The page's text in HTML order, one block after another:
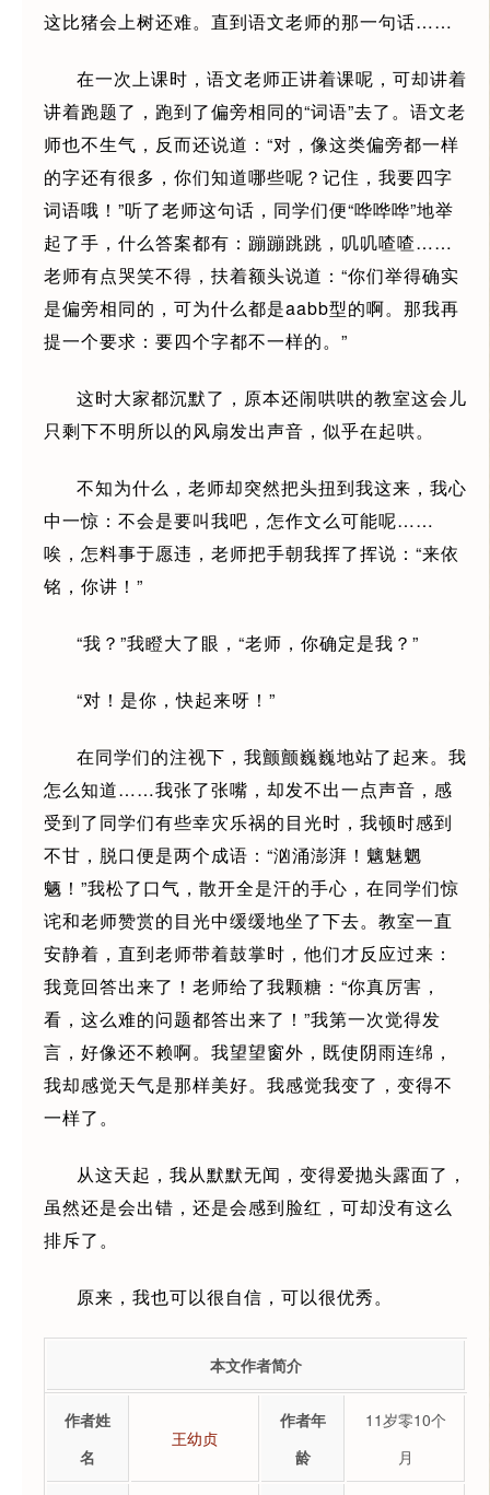
这比猪会上树还难。直到语文老师的那一句话……
在一次上课时，语文老师正讲着课呢，可却讲着
讲着跑题了，跑到了偏旁相同的“词语”去了。语文老
师也不生气，反而还说道：“对，像这类偏旁都一样
的字还有很多，你们知道哪些呢？记住，我要四字
词语哦！”听了老师这句话，同学们便“哗哗哗”地举
起了手，什么答案都有：蹦蹦跳跳，叽叽喳喳……
老师有点哭笑不得，扶着额头说道：“你们举得确实
是偏旁相同的，可为什么都是aabb型的啊。那我再
提一个要求：要四个字都不一样的。”
这时大家都沉默了，原本还闹哄哄的教室这会儿
只剩下不明所以的风扇发出声音，似乎在起哄。
不知为什么，老师却突然把头扭到我这来，我心
中一惊：不会是要叫我吧，怎作文么可能呢……
唉，怎料事于愿违，老师把手朝我挥了挥说：“来依
铭，你讲！”
“我？”我瞪大了眼，“老师，你确定是我？”
“对！是你，快起来呀！”
在同学们的注视下，我颤颤巍巍地站了起来。我
怎么知道……我张了张嘴，却发不出一点声音，感
受到了同学们有些幸灾乐祸的目光时，我顿时感到
不甘，脱口便是两个成语：“汹涌澎湃！魑魅魍
魉！”我松了口气，散开全是汗的手心，在同学们惊
诧和老师赞赏的目光中缓缓地坐了下去。教室一直
安静着，直到老师带着鼓掌时，他们才反应过来：
我竟回答出来了！老师给了我颗糖：“你真厉害，
看，这么难的问题都答出来了！”我第一次觉得发
言，好像还不赖啊。我望望窗外，既使阴雨连绵，
我却感觉天气是那样美好。我感觉我变了，变得不
一样了。
从这天起，我从默默无闻，变得爱抛头露面了，
虽然还是会出错，还是会感到脸红，可却没有这么
排斥了。
原来，我也可以很自信，可以很优秀。
本文作者简介
作者姓
名
王幼贞
作者年
龄
11岁零10个
月